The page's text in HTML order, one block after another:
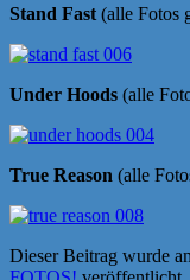
Stand Fast(alle Fotos
Under Hoods (alle
True Reason (alle
Dieser Beitrag wurde